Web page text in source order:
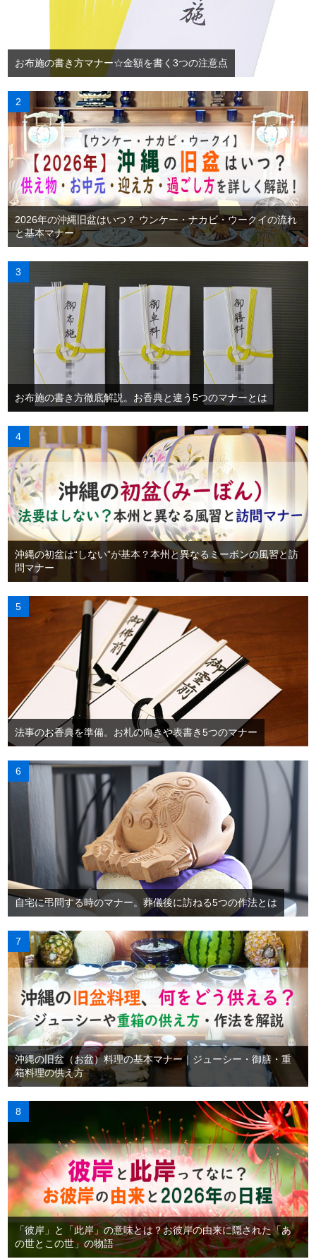
お布施の書き方マナー☆金額を書く3つの注意点
2026年の沖縄旧盆はいつ？ ウンケー・ナカビ・ウークイの流れ
と基本マナー
お布施の書き方徹底解説。お香典と違う5つのマナーとは
沖縄の初盆は“しない”が基本？本州と異なるミーボンの風習と訪
問マナー
法事のお香典を準備。お札の向きや表書き5つのマナー
自宅に弔問する時のマナー。葬儀後に訪ねる5つの作法とは
沖縄の旧盆（お盆）料理の基本マナー｜ジューシー・御膳・重
箱料理の供え方
「彼岸」と「此岸」の意味とは？お彼岸の由来に隠された「あ
の世とこの世」の物語